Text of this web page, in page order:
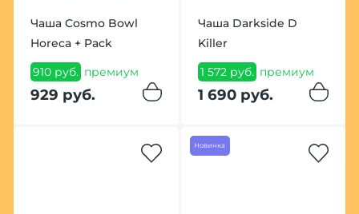
Чаша Cosmo Bowl
Horeca + Pack
910 руб. премиум
929 руб.
Чаша Darkside D
Killer
1 572 руб. премиум
1 690 руб.
Новинка